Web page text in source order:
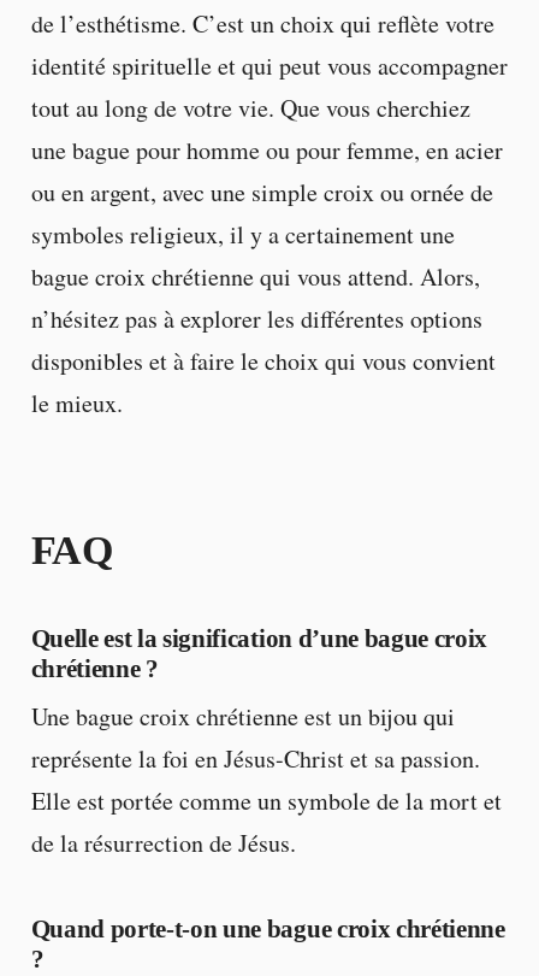
de l’esthétisme. C’est un choix qui reflète votre
identité spirituelle et qui peut vous accompagner
tout au long de votre vie. Que vous cherchiez
une bague pour homme ou pour femme, en acier
ou en argent, avec une simple croix ou ornée de
symboles religieux, il y a certainement une
bague croix chrétienne qui vous attend. Alors,
n’hésitez pas à explorer les différentes options
disponibles et à faire le choix qui vous convient
le mieux.
FAQ
Quelle est la signification d’une bague croix
chrétienne ?
Une bague croix chrétienne est un bijou qui
représente la foi en Jésus-Christ et sa passion.
Elle est portée comme un symbole de la mort et
de la résurrection de Jésus.
Quand porte-t-on une bague croix chrétienne
?